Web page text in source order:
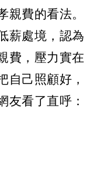
親費的看法。
薪處境，認為
費，壓力實在
自己照顧好，
友看了直呼：